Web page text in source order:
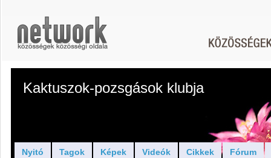
Kaktuszok-pozsgások klubja
Nyitó Tagok Képek Videók Cikkek Fórum